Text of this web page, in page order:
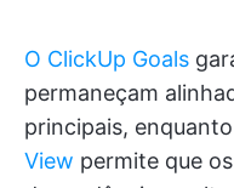
O ClickUp Goals
permaneçam
principais,
View permite que